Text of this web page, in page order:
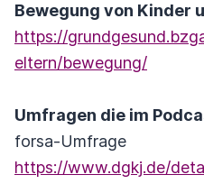
Bewegung von Kinder
https://
eltern/bewegung/
Umfragen die im
forsa-Umfrage
https://www.dgkj.de/